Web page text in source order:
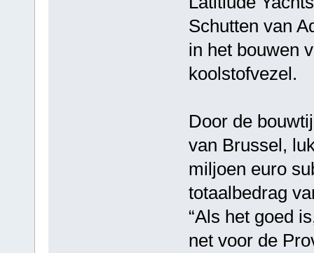
Schutten van
in het bouwen
koolstofvezel.
Door de
van Brussel,
miljoen euro
totaalbedrag
“Als het goed
net voor de